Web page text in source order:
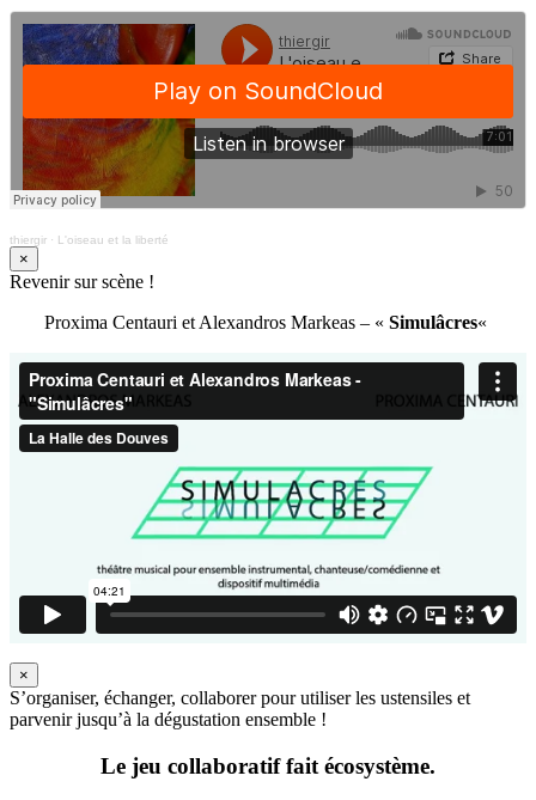
thiergir · L'oiseau et la liberté
×
Revenir sur scène !
Proxima Centauri et Alexandros Markeas – « Simulâcres«
×
S’organiser, échanger, collaborer pour utiliser les ustensiles et
parvenir jusqu’à la dégustation ensemble !
Le jeu collaboratif fait écosystème.